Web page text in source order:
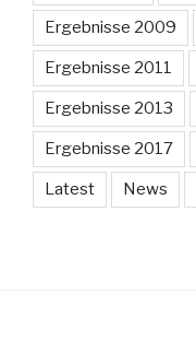
Ergebnisse 2009
Ergebnisse 2011
Ergebnisse 2013
Ergebnisse 2017
Latest News